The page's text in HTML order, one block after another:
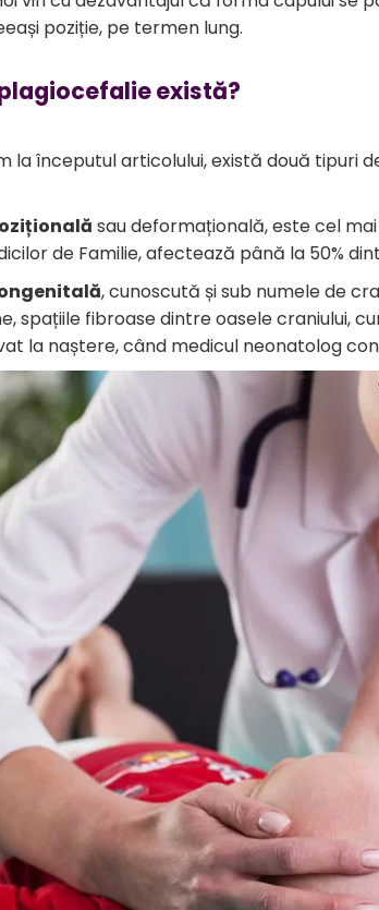
poziție, pe termen lung.
există?
la începutul articolului, există două tipuri
sau deformațională, este cel
de Familie, afectează până la 50%
, cunoscută și sub numele de
spațiile fibroase dintre oasele craniului,
la naștere, când medicul neonatolog